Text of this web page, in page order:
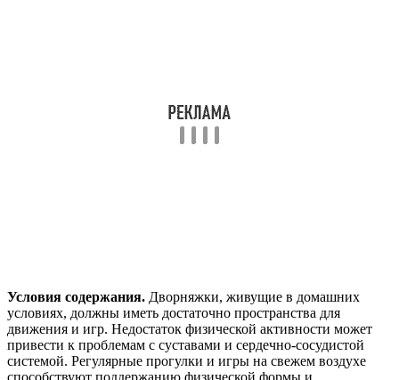
Условия содержания. Дворняжки, живущие в домашних
условиях, должны иметь достаточно пространства для
движения и игр. Недостаток физической активности может
привести к проблемам с суставами и сердечно-сосудистой
системой. Регулярные прогулки и игры на свежем воздухе
способствуют поддержанию физической формы и